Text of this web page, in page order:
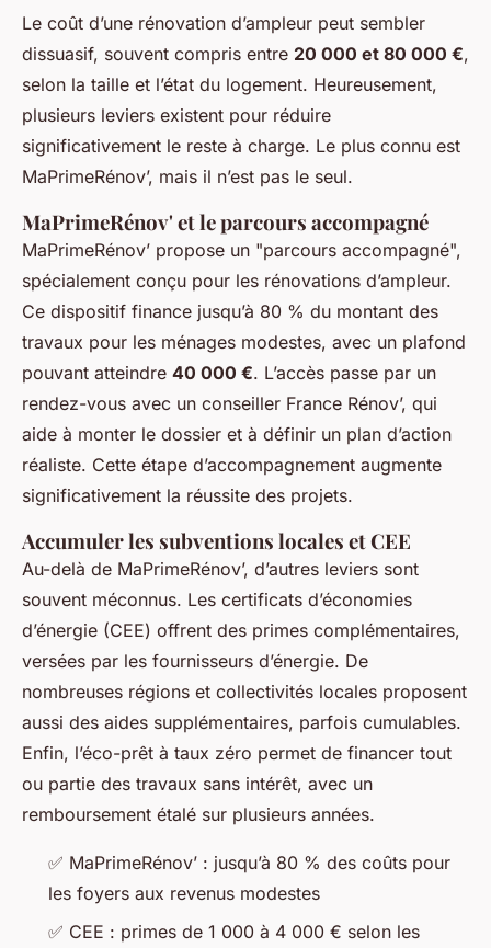
Le coût d’une rénovation d’ampleur peut sembler
dissuasif, souvent compris entre 20 000 et 80 000 €,
selon la taille et l’état du logement. Heureusement,
plusieurs leviers existent pour réduire
significativement le reste à charge. Le plus connu est
MaPrimeRénov’, mais il n’est pas le seul.
MaPrimeRénov' et le parcours accompagné
MaPrimeRénov’ propose un "parcours accompagné",
spécialement conçu pour les rénovations d’ampleur.
Ce dispositif finance jusqu’à 80 % du montant des
travaux pour les ménages modestes, avec un plafond
pouvant atteindre 40 000 €. L’accès passe par un
rendez-vous avec un conseiller France Rénov’, qui
aide à monter le dossier et à définir un plan d’action
réaliste. Cette étape d’accompagnement augmente
significativement la réussite des projets.
Accumuler les subventions locales et CEE
Au-delà de MaPrimeRénov’, d’autres leviers sont
souvent méconnus. Les certificats d’économies
d’énergie (CEE) offrent des primes complémentaires,
versées par les fournisseurs d’énergie. De
nombreuses régions et collectivités locales proposent
aussi des aides supplémentaires, parfois cumulables.
Enfin, l’éco-prêt à taux zéro permet de financer tout
ou partie des travaux sans intérêt, avec un
remboursement étalé sur plusieurs années.
✅ MaPrimeRénov’ : jusqu’à 80 % des coûts pour
les foyers aux revenus modestes
✅ CEE : primes de 1 000 à 4 000 € selon les